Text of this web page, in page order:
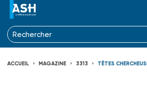
ACCUEIL MAGAZINE 3313 TÊTES